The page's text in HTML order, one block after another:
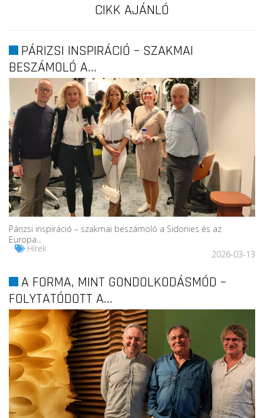
CIKK AJÁNLÓ
PÁRIZSI INSPIRÁCIÓ – SZAKMAI
BESZÁMOLÓ A...
Párizsi inspiráció – szakmai beszámoló a Sidonies és az
Europa...
Hírek
2026-03-13
A FORMA, MINT GONDOLKODÁSMÓD –
FOLYTATÓDOTT A...